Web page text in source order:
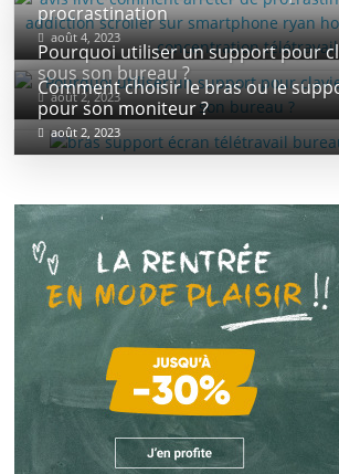
procrastination
août 4, 2023
Pourquoi utiliser un support pour
sous son bureau ?
août 2, 2023
Comment choisir le bras ou le
pour son moniteur ?
août 2, 2023